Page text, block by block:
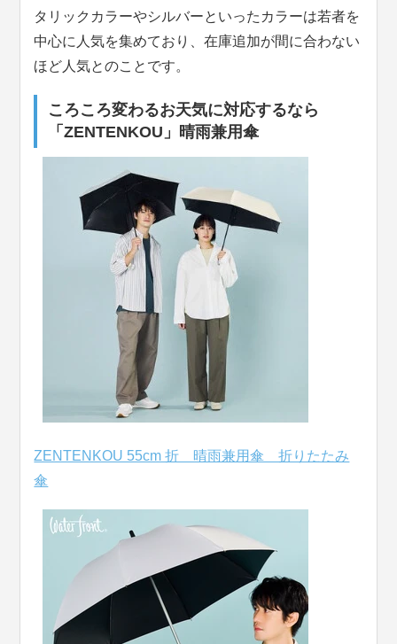
タリックカラーやシルバーといったカラーは若者を
中心に人気を集めており、在庫追加が間に合わない
ほど人気とのことです。
ころころ変わるお天気に対応するなら
「ZENTENKOU」晴雨兼用傘
ZENTENKOU 55cm 折 晴雨兼用傘 折りたたみ
傘